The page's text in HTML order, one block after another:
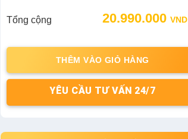
Tổng cộng
Original
22.990.000 VND.
20.990.000VND
Current
20.990.000 VND.
THÊM VÀO GIỎ HÀNG
YÊU CẦU TƯ VẤN 24/7